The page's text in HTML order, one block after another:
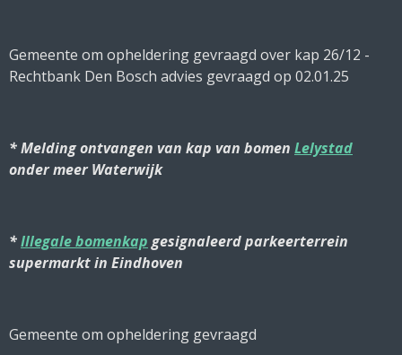
Gemeente om opheldering gevraagd over kap 26/12 -
Rechtbank Den Bosch advies gevraagd op 02.01.25
* Melding ontvangen van kap van bomen Lelystad
onder meer Waterwijk
*Illegale bomenkap gesignaleerd parkeerterrein
supermarkt in Eindhoven
Gemeente om opheldering gevraagd